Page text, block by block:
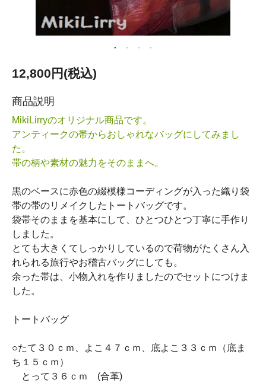
12,800円(税込)
商品説明
MikiLirryのオリジナル商品です。
アンティークの帯からおしゃれなバッグにしてみまし
た。
帯の柄や素材の魅力をそのままへ。
黒のベースに赤色の綴模様コーディングが入った織り袋
帯の帯のリメイクしたトートバッグです。
袋帯そのままを基本にして、ひとつひとつ丁寧に手作り
しました。
とても大きくてしっかりしているので荷物がたくさん入
れられる旅行やお稽古バッグにしても。
余った帯は、小物入れを作りましたのでセットにつけま
した。
トートバッグ
○たて３０ｃｍ、よこ４７ｃｍ、底よこ３３ｃｍ（底ま
ち１５ｃｍ）
とって３６ｃｍ (合革)